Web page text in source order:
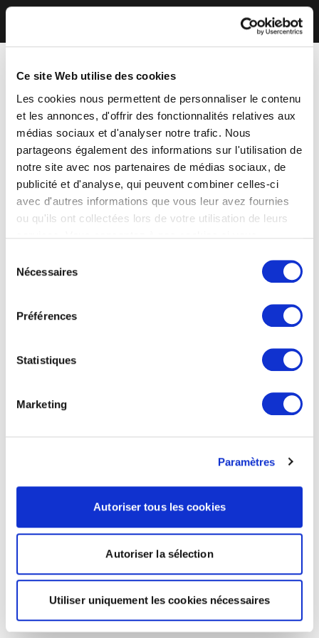
Ce site Web utilise des cookies
Les cookies nous permettent de personnaliser le contenu
et les annonces, d'offrir des fonctionnalités relatives aux
médias sociaux et d'analyser notre trafic. Nous
partageons également des informations sur l'utilisation de
notre site avec nos partenaires de médias sociaux, de
publicité et d'analyse, qui peuvent combiner celles-ci
avec d'autres informations que vous leur avez fournies
ou qu'ils ont collectées lors de votre utilisation de leurs
Nécessaires
Préférences
Statistiques
Marketing
Paramètres
Autoriser tous les cookies
Autoriser la sélection
Utiliser uniquement les cookies nécessaires